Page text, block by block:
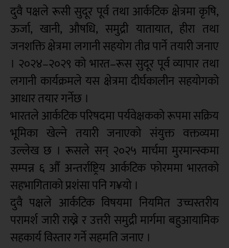
दुवै पक्षले रूसी सुदूर पूर्व तथा आर्कटिक क्षेत्रमा कृषि,
ऊर्जा, खानी, औषधि, समुद्री यातायात, हीरा तथा
जनशक्ति क्षेत्रमा लगानी सहयोग तीव्र पार्ने तयारी जनाए
। २०२४–२०२९ को भारत–रूस सुदूर पूर्व व्यापार तथा
लगानी कार्यक्रमले यस क्षेत्रमा दीर्घकालीन सहयोगको
आधार तयार गर्नेछ ।
भारतले आर्कटिक परिषदमा पर्यवेक्षकको रूपमा सक्रिय
भूमिका खेल्ने तयारी जनाएको संयुक्त वक्तव्यमा
उल्लेख छ । रूसले सन् २०२५ मार्चमा मुरमान्स्कमा
सम्पन्न ६ औँ अन्तर्राष्ट्रिय आर्कटिक फोरममा भारतको
सहभागिताको प्रशंसा पनि ग¥यो ।
दुवै पक्षले आर्कटिक विषयमा नियमित उच्चस्तरीय
परामर्श जारी राख्ने र उत्तरी समुद्री मार्गमा बहुआयामिक
सहकार्य विस्तार गर्ने सहमति जनाए ।